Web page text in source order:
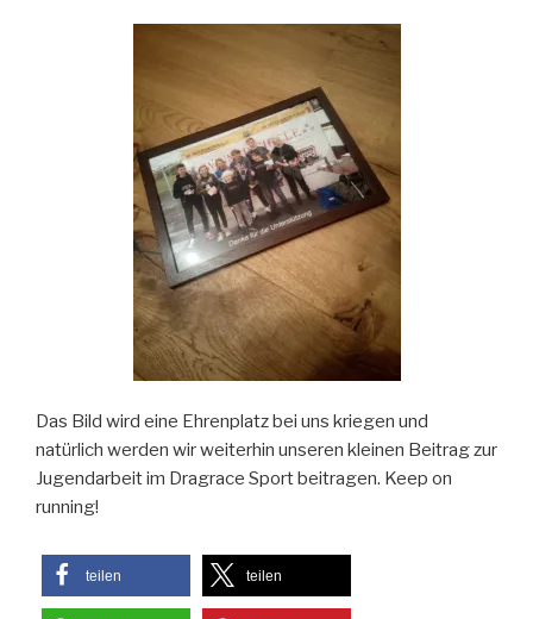
Das Bild wird eine Ehrenplatz bei uns kriegen und
natürlich werden wir weiterhin unseren kleinen Beitrag zur
Jugendarbeit im Dragrace Sport beitragen. Keep on
running!
teilen teilen